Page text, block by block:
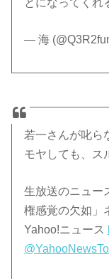
— 海
若一さんが叱ら
モヤしても、ス
生放送のニュー
権感覚の欠如」
Yahoo!ニュース